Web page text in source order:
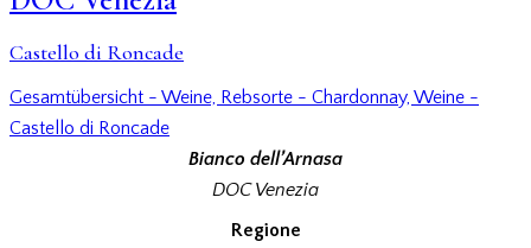
Castello di Roncade
Gesamtübersicht - Weine, Rebsorte - Chardonnay, Weine -
Castello di Roncade
Bianco dell’Arnasa
DOC Venezia
Regione